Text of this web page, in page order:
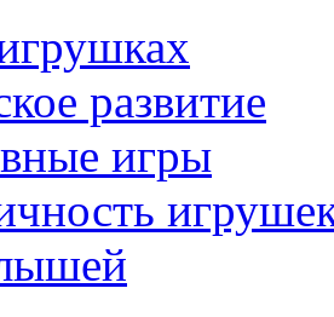
развитие
игры